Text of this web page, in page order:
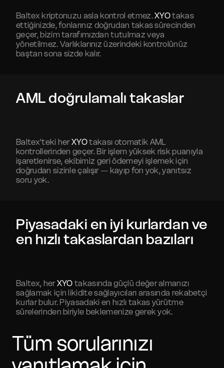
Baltex kriptonuzu asla kontrol etmez.XYOtakas
ettiğinizde, fonlarınız doğrudan takas sürecinden
geçer, bizim tarafımızdan tutulmaz veya
yönetilmez. Varlıklarınız üzerindeki kontrolünüz
baştan sona sizde kalır.
AML doğrulamalı takaslar
Baltex'teki herXYOtakası otomatik AML
kontrollerinden geçer. Bir işlem yüksek risk puanıyla
işaretlenirse, ekibimiz geri ödemeyi işlemek için
doğrudan sizinle çalışır — kayıp fon yok, yanıtsız
soru yok.
Piyasadaki en iyi kurlardan ve
en hızlı takaslardan bazıları
Baltex, herXYO takasında güçlü değer almanızı
sağlamak için likidite sağlayıcıları arasında rekabetçi
kurlar bulur. Piyasadaki en hızlı takas yürütme
sürelerinden biriyle beklemenize gerek yok.
Tüm sorularınızı